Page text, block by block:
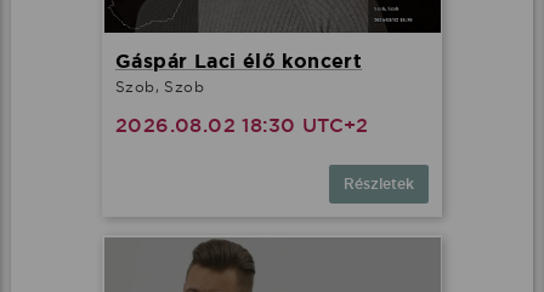
Gáspár Laci élő koncert
Szob, Szob
2026.08.02 18:30 UTC+2
Részletek